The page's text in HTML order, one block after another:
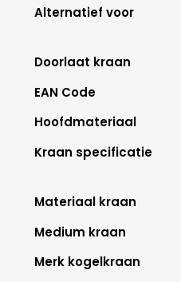
Alternatief voor
Doorlaat kraan
EAN Code
Hoofdmateriaal
Kraan specificatie
Materiaal kraan
Medium kraan
Merk kogelkraan